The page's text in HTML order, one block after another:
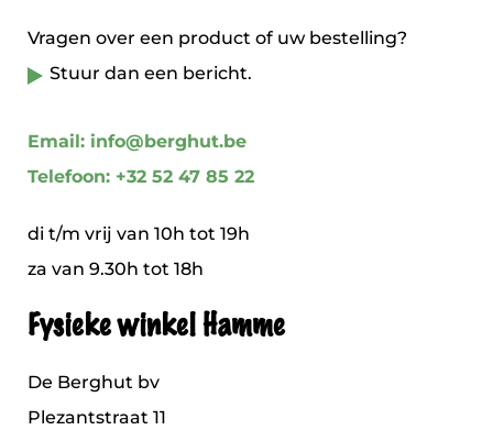
Vragen over een product of uw bestelling?
Stuur dan een bericht.
Email: info@berghut.be
Telefoon: +32 52 47 85 22
di t/m vrij van 10h tot 19h
za van 9.30h tot 18h
Fysieke winkel Hamme
De Berghut bv
Plezantstraat 11